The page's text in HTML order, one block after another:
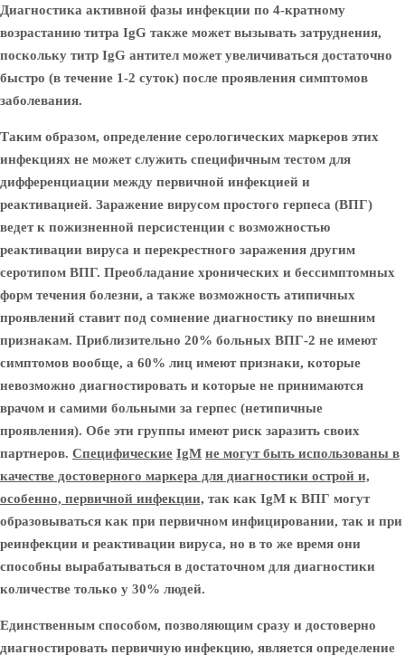
Диагностика активной фазы инфекции по 4-кратному
возрастанию титра IgG также может вызывать затруднения,
поскольку титр IgG антител может увеличиваться достаточно
быстро (в течение 1-2 суток) после проявления симптомов
заболевания.
Таким образом, определение серологических маркеров этих
инфекциях не может служить специфичным тестом для
дифференциации между первичной инфекцией и
реактивацией. Заражение вирусом простого герпеса (ВПГ)
ведет к пожизненной персистенции с возможностью
реактивации вируса и перекрестного заражения другим
серотипом ВПГ. Преобладание хронических и бессимптомных
форм течения болезни, а также возможность атипичных
проявлений ставит под сомнение диагностику по внешним
признакам. Приблизительно 20% больных ВПГ-2 не имеют
симптомов вообще, а 60% лиц имеют признаки, которые
невозможно диагностировать и которые не принимаются
врачом и самими больными за герпес (нетипичные
проявления). Обе эти группы имеют риск заразить своих
партнеров. Специфические IgM не могут быть использованы в
качестве достоверного маркера для диагностики острой и,
особенно, первичной инфекции, так как IgM к ВПГ могут
образовываться как при первичном инфицировании, так и при
реинфекции и реактивации вируса, но в то же время они
способны вырабатываться в достаточном для диагностики
количестве только у 30% людей.
Единственным способом, позволяющим сразу и достоверно
диагностировать первичную инфекцию, является определение